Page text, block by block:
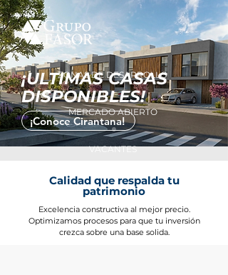
ZONAS DE DESARROLLO
MERCADO ABIERTO
VACANTES
CONTACTO
¡ULTIMAS CASAS
DISPONIBLES!
¡Conoce Cirantana!
Calidad que respalda tu
patrimonio
Excelencia constructiva al mejor precio.
Optimizamos procesos para que tu inversión
crezca sobre una base solida.